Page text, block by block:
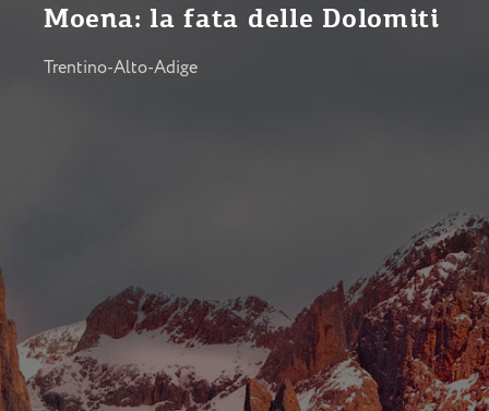
Moena: la fata delle Dolomiti
Trentino-Alto-Adige